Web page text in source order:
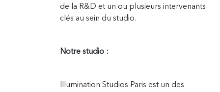
de la R&D et un ou plusieurs intervenants
clés au sein du studio.
Notre studio :
Illumination Studios Paris est un des